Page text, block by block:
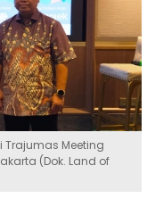
Trajumas Meeting
(Dok. Land of